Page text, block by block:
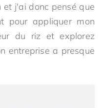
j'ai donc pensé que
pour appliquer mon
du riz et explorez
entreprise a presque